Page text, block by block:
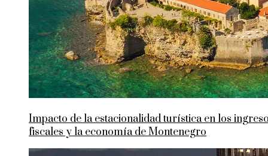
Impacto de la estacionalidad turística en los
fiscales y la economía de Montenegro